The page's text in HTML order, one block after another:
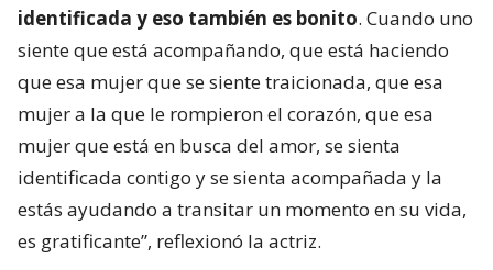
identificada y eso también es bonito. Cuando uno
siente que está acompañando, que está haciendo
que esa mujer que se siente traicionada, que esa
mujer a la que le rompieron el corazón, que esa
mujer que está en busca del amor, se sienta
identificada contigo y se sienta acompañada y la
estás ayudando a transitar un momento en su vida,
es gratificante”, reflexionó la actriz.